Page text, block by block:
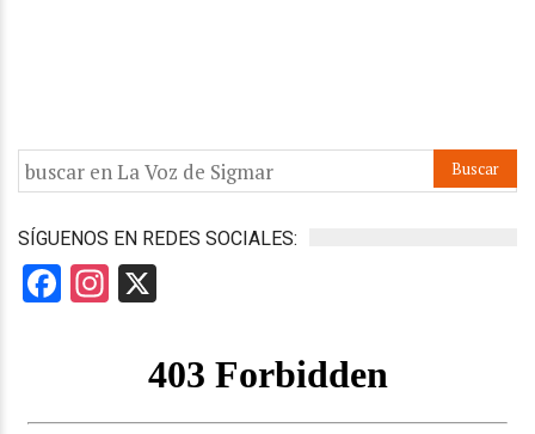
SÍGUENOS EN REDES SOCIALES:
Facebook
Instagram